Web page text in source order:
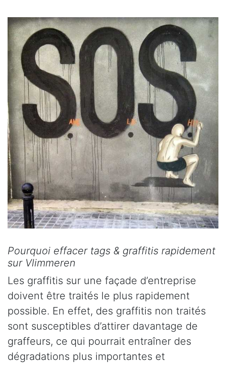
Pourquoi effacer tags & graffitis rapidement
sur Vlimmeren
Les graffitis sur une façade d’entreprise
doivent être traités le plus rapidement
possible. En effet, des graffitis non traités
sont susceptibles d’attirer davantage de
graffeurs, ce qui pourrait entraîner des
dégradations plus importantes et